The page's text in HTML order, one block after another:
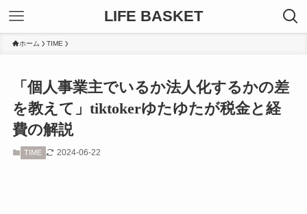
LIFE BASKET
ホーム TIME
「個人事業主でいるか法人化するかの差
を教えて」tiktokerゆたゆたが税金と経
費の解説
TIME 2024-06-22